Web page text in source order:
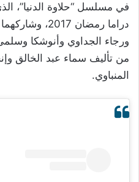
في مسلسل “حلاوة
دراما رمضان
ورجاء الجداوي وأنوشكا
من تأليف سماء عبد الخالق
المنباوي.